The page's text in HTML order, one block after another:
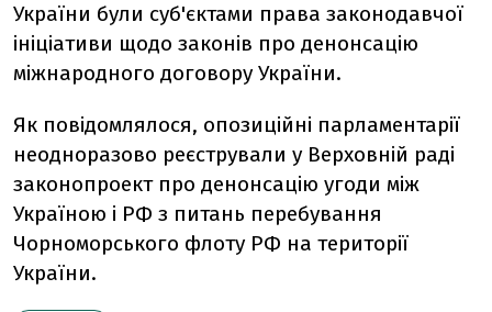
України були суб'єктами права законодавчої
ініціативи щодо законів про денонсацію
міжнародного договору України.
Як повідомлялося, опозиційні парламентарії
неодноразово реєстрували у Верховній раді
законопроект про денонсацію угоди між
Україною і РФ з питань перебування
Чорноморського флоту РФ на території
України.